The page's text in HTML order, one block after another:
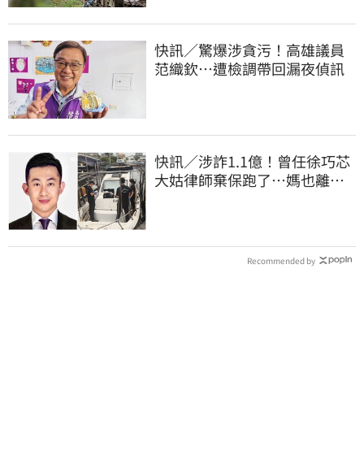
快訊／驚爆涉貪污！高雄議員
范織欽…遭檢調帶回漏夜偵訊
快訊／涉詐1.1億！曾任徐巧芯
大姑律師棄保跑了…媽也離
Recommended by